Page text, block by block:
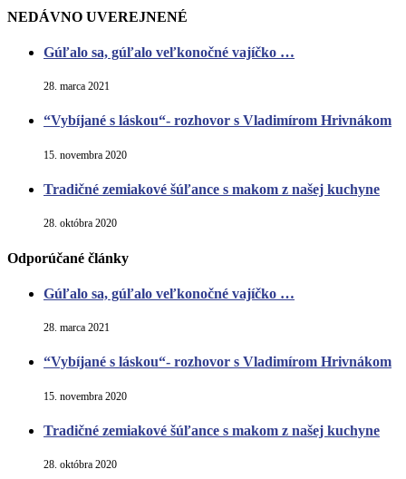
NEDÁVNO UVEREJNENÉ
Gúľalo sa, gúľalo veľkonočné vajíčko …
28. marca 2021
“Vybíjané s láskou“- rozhovor s Vladimírom Hrivnákom
15. novembra 2020
Tradičné zemiakové šúľance s makom z našej kuchyne
28. októbra 2020
Odporúčané články
Gúľalo sa, gúľalo veľkonočné vajíčko …
28. marca 2021
“Vybíjané s láskou“- rozhovor s Vladimírom Hrivnákom
15. novembra 2020
Tradičné zemiakové šúľance s makom z našej kuchyne
28. októbra 2020